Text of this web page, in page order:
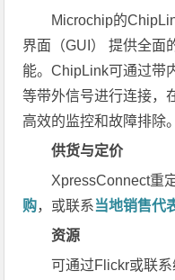
Microchip的
界面（GUI） 提供全面
能。ChipLink可通过带
等带外信号进行连接，
高效的监控和故障排除。
供货与定价
XpressConnect重
购，或联系当地销售代
资源
可通过Flickr或联